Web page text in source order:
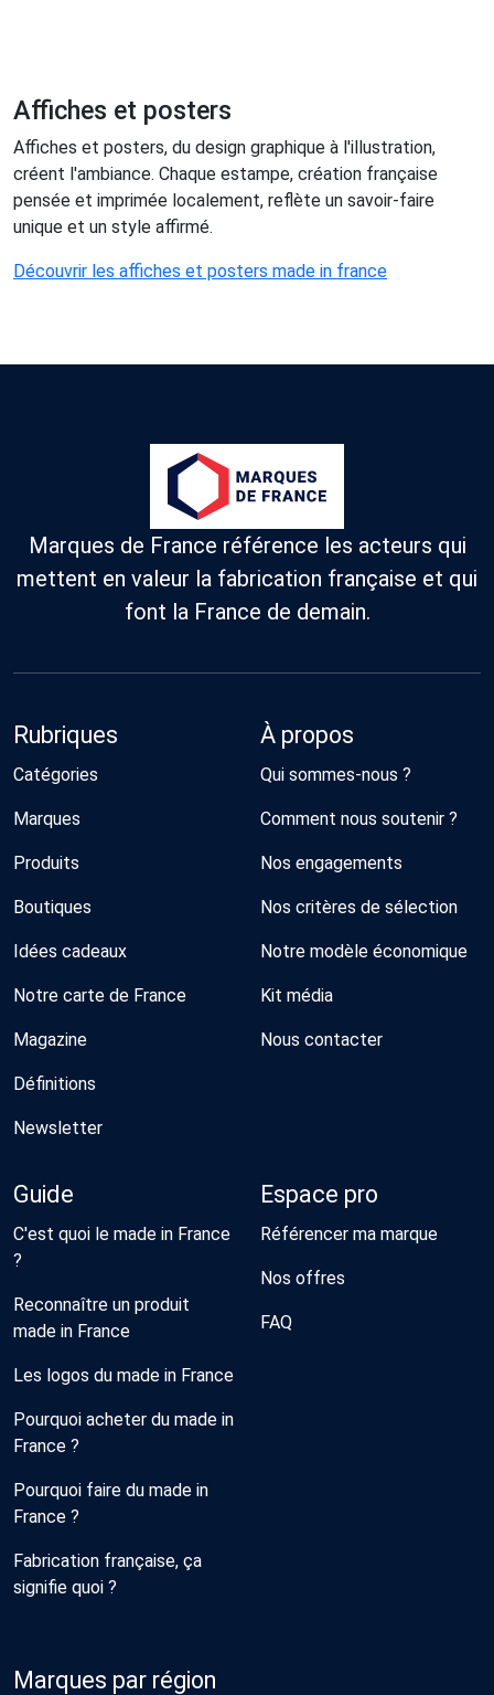
Affiches et posters
Affiches et posters, du design graphique à l'illustration,
créent l'ambiance. Chaque estampe, création française
pensée et imprimée localement, reflète un savoir-faire
unique et un style affirmé.
Découvrir les affiches et posters made in france
Marques de France référence les acteurs qui
mettent en valeur la fabrication française et qui
font la France de demain.
Rubriques
Catégories
Marques
Produits
Boutiques
Idées cadeaux
Notre carte de France
Magazine
Définitions
Newsletter
À propos
Qui sommes-nous ?
Comment nous soutenir ?
Nos engagements
Nos critères de sélection
Notre modèle économique
Kit média
Nous contacter
Guide
C'est quoi le made in France
?
Reconnaître un produit
made in France
Les logos du made in France
Pourquoi acheter du made in
France ?
Pourquoi faire du made in
France ?
Fabrication française, ça
signifie quoi ?
Espace pro
Référencer ma marque
Nos offres
FAQ
Marques par région